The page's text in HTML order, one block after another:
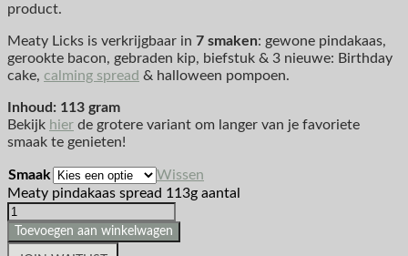
product.
Meaty Licks is verkrijgbaar in 7 smaken: gewone pindakaas,
gerookte bacon, gebraden kip, biefstuk & 3 nieuwe: Birthday
cake, calming spread & halloween pompoen.
Inhoud: 113 gram
Bekijk hier de grotere variant om langer van je favoriete
smaak te genieten!
Smaak
Wissen
Meaty pindakaas spread 113g aantal
Toevoegen aan winkelwagen